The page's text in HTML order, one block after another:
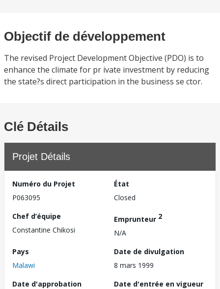
Objectif de développement
The revised Project Development Objective (PDO) is to
enhance the climate for pr ivate investment by reducing
the state?s direct participation in the business se ctor.
Clé Détails
Projet Détails
Numéro du Projet
P063095
État
Closed
Chef d’équipe
Constantine Chikosi
Emprunteur 2
N/A
Pays
Malawi
Date de divulgation
8 mars 1999
Date d'approbation
Date d'entrée en vigueur